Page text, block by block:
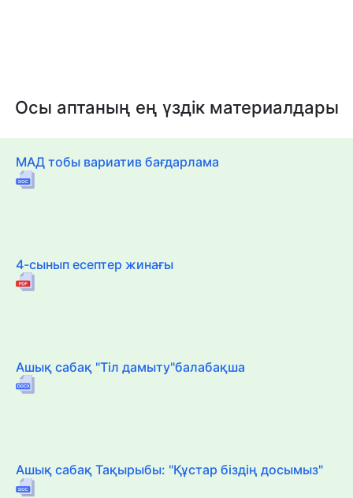
Осы аптаның ең үздік материалдары
МАД тобы вариатив бағдарлама
4-сынып есептер жинағы
Ашық сабақ "Тіл дамыту"балабақша
Ашық сабақ Тақырыбы: "Құстар біздің досымыз"